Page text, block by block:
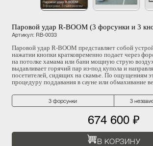
Паровой удар R-BOOM (3 форсунки и 3
Артикул: RB-0033
Паровой удар R-BOOM представляет собой
нажатии кнопки кратковременно подает через
на потолке хамама или бани мощную струю
выдавливает горячий пар из-под купола и
посетителей, сидящих на скамье. По ощущениям
процедуру поддавания в сауне или обмахивание
3 форсунки 3
674 600 ₽
В КОРЗИНУ